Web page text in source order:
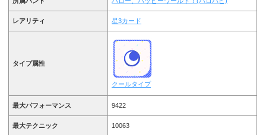
レアリティ 星3カード
タイプ属性
クールタイプ
最大パフォーマンス 9422
最大テクニック 10063